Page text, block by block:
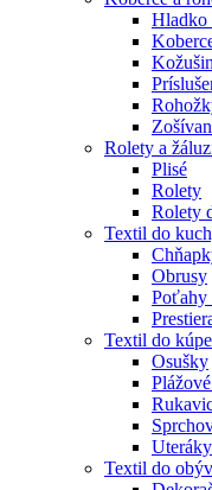
Hladko
Rolety a
Plisé
Rolety
Rolety
Textil do
Obrusy
Poťahy
Textil do
Osušky
Uteráky
Textil do